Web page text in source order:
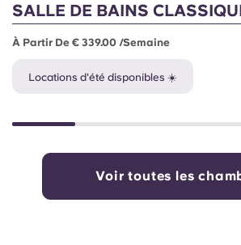
SALLE DE BAINS
À Partir De € 339.00 /semaine
Locations d'été disponibles ☀️
Voir toutes les